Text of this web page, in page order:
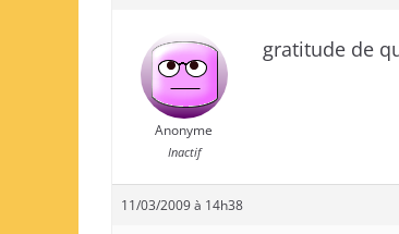
Anonyme
Inactif
gratitude de
11/03/2009 à 14h38